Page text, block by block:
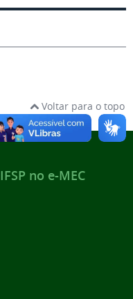
Voltar para o topo
no e-MEC